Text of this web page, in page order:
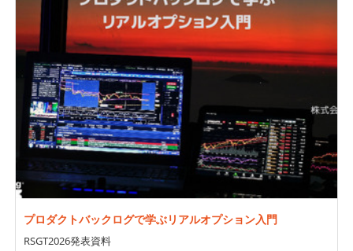
プロダクトバックログで学ぶリアルオプション入門
RSGT2026発表資料